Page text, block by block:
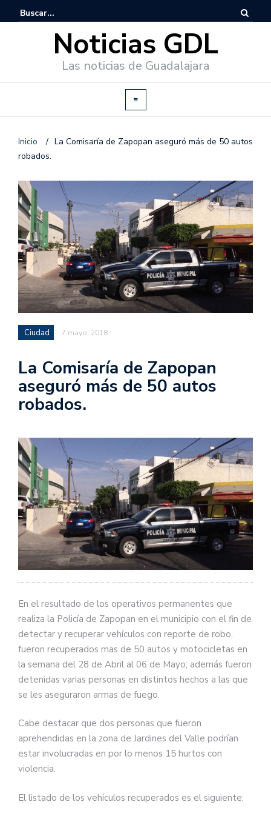
Noticias GDL
Las noticias de Guadalajara
Inicio / La Comisaría de Zapopan aseguró más de 50 autos
robados.
Ciudad 7 mayo, 2018
La Comisaría de Zapopan
aseguró más de 50 autos
robados.
En el resultado de los operativos permanentes que
realiza la Policía de Zapopan en el municipio con el fin de
detectar y recuperar vehículos con reporte de robo,
fueron recuperados mas de 50 autos y motocicletas en
la semana del 28 de Abril al 06 de Mayo; además fueron
detenidas varias personas en distintos hechos a las que
se les aseguraron armas de fuego.
Cabe destacar que dos personas que fueron
aprehendidas en la zona de Jardines del Valle podrían
estar involucradas en por lo menos 15 hurtos con
violencia.
El listado de los vehículos recuperados es el siguiente: